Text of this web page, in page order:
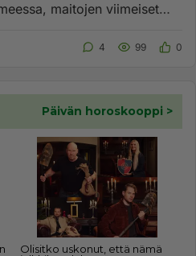
maitojen viimeiset
4 99 0